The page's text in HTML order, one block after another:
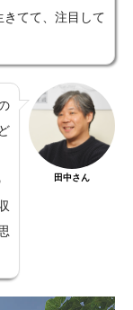
きてて、注目して
田中さん